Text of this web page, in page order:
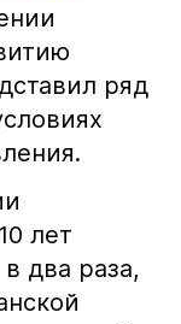
ряд
лет
два раза,